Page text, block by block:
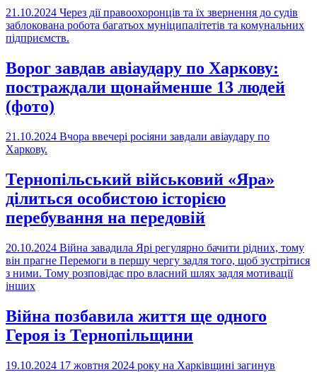
21.10.2024 Через дії правоохоронців та їх звернення до судів
заблокована робота багатьох муніципалітетів та комунальних
підприємств.
Ворог завдав авіаудару по Харкову:
постраждали щонайменше 13 людей
(фото)
21.10.2024 Вчора ввечері росіяни завдали авіаудару по
Харкову.
Тернопільський військовий «Яра»
ділиться особистою історією
перебування на передовій
20.10.2024 Війна завадила Ярі регулярно бачити рідних, тому
він прагне Перемоги в першу чергу задля того, щоб зустрітися
з ними. Тому розповідає про власний шлях задля мотивації
інших
Війна позбавила життя ще одного
Героя із Тернопільщини
19.10.2024 17 жовтня 2024 року на Харківщині загинув